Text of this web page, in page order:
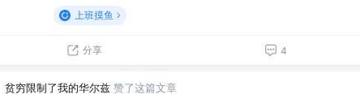
上班摸鱼
分享 4
贫穷限制了我的华尔兹 赞了这篇文章